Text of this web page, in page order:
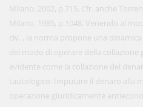
Milano, 2002, p.715. Cfr. anche
Milano, 1985, p.1048. Venendo al
civ. , la norma propone una
del modo di operare della
evidente come la collazione del
tautologico. Imputare il denaro alla
operazione giuridicamente